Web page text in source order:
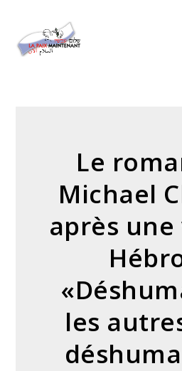
Le
Michael
après
les